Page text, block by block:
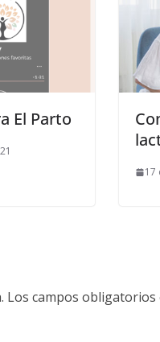
El Parto
17
Los campos obligatorios